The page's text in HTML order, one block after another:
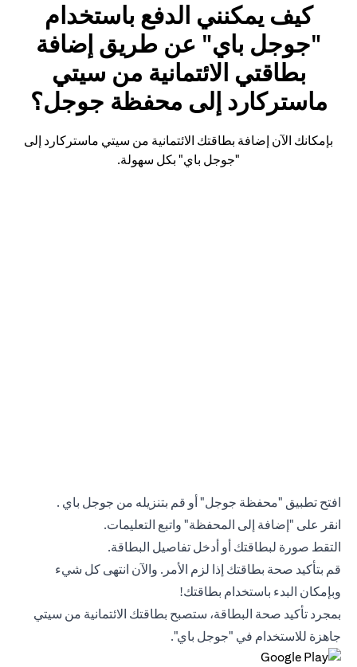
كيف يمكنني الدفع باستخدام
"جوجل باي" عن طريق إضافة
بطاقتي الائتمانية من سيتي
ماستركارد إلى محفظة جوجل؟
بإمكانك الآن إضافة بطاقتك الائتمانية من سيتي ماستركارد إلى
"جوجل باي" بكل سهولة.
افتح تطبيق "محفظة جوجل" أو قم بتنزيله من جوجل باي .
انقر على "إضافة إلى المحفظة" واتبع التعليمات.
التقط صورة لبطاقتك أو أدخل تفاصيل البطاقة.
قم بتأكيد صحة بطاقتك إذا لزم الأمر. والآن انتهى كل شيء
وبإمكان البدء باستخدام بطاقتك!
بمجرد تأكيد صحة البطاقة، ستصبح بطاقتك الائتمانية من سيتي
جاهزة للاستخدام في "جوجل باي".